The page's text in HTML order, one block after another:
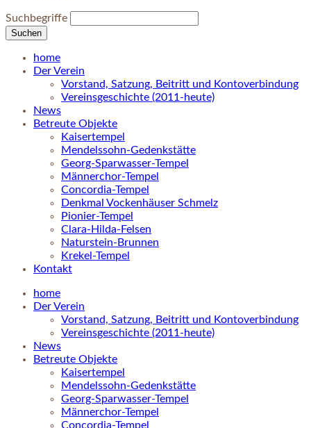
Suchbegriffe
Suchen
home
Der Verein
Vorstand, Satzung, Beitritt und Kontoverbindung
Vereinsgeschichte (2011-heute)
News
Betreute Objekte
Kaisertempel
Mendelssohn-Gedenkstätte
Georg-Sparwasser-Tempel
Männerchor-Tempel
Concordia-Tempel
Denkmal Vockenhäuser Schmelz
Pionier-Tempel
Clara-Hilda-Felsen
Naturstein-Brunnen
Krekel-Tempel
Kontakt
home
Der Verein
Vorstand, Satzung, Beitritt und Kontoverbindung
Vereinsgeschichte (2011-heute)
News
Betreute Objekte
Kaisertempel
Mendelssohn-Gedenkstätte
Georg-Sparwasser-Tempel
Männerchor-Tempel
Concordia-Tempel